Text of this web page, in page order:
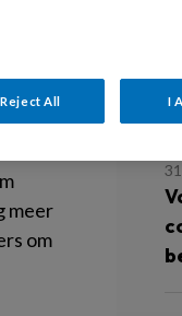
te
te
meer
om
Reject All I